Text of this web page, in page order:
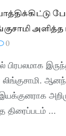
அளித்த
0
பிரபலமாக
இயக்குனராக
திரைப்படம் ...